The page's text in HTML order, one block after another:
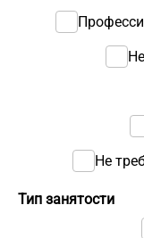
Тип занятости
Не